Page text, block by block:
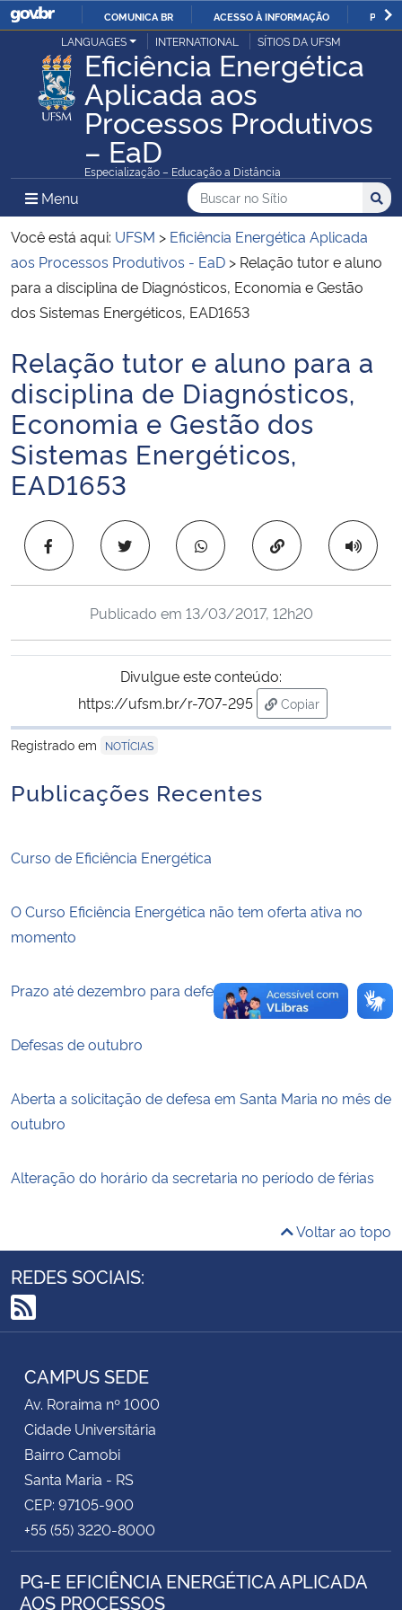
IR
PARA
O
CONTEÚDO
COMUNICA BR ACESSO À INFORMAÇÃO
Ministério da Justiça e Segurança Pública
Ministério da Defesa
Ministério das Relações Exteriores
Ministério da Agricultura, Pecuária e Abastecimento
Ministério da Educação
Ministério da Cidadania
Ministério da Saúde
Ministério da Ciência, Tecnologia, Inovações e Comunicações
Ministério do Meio Ambiente
Ministério do Turismo
Ministério do Desenvolvimento Regional
Controladoria-Geral da União
Ministério da Mulher, da Família e dos Direitos Humanos
Gabinete de Segurança Institucional
Advocacia-Geral da União
Banco Central do Brasil
LANGUAGES INTERNATIONAL SÍTIOS DA UFSM
Eficiência Energética
Aplicada aos
Processos Produtivos
– EaD
Especialização – Educação a Distância
Menu Menu Principal do Sítio
Busca
Buscar no no Sítio
Busca:
Você está aqui: UFSM > Eficiência Energética Aplicada
aos Processos Produtivos - EaD > Relação tutor e aluno
para a disciplina de Diagnósticos, Economia e Gestão
dos Sistemas Energéticos, EAD1653
Início do conteúdo
Relação tutor e aluno para a
disciplina de Diagnósticos,
Economia e Gestão dos
Sistemas Energéticos,
EAD1653
Copiar para área
Publicado em 13/03/2017, 12h20
Divulgue este conteúdo:
https://ufsm.br/r-707-295
Copiar
para área de
Registrado em
NOTÍCIAS
Publicações Recentes
Curso de Eficiência Energética
O Curso Eficiência Energética não tem oferta ativa no
momento
Prazo até dezembro para defesas de outubro
Defesas de outubro
Aberta a solicitação de defesa em Santa Maria no mês de
outubro
Alteração do horário da secretaria no período de férias
Voltar ao topo
REDES SOCIAIS:
RSS
CAMPUS SEDE
Av. Roraima nº 1000
Cidade Universitária
Bairro Camobi
Santa Maria - RS
CEP: 97105-900
+55 (55) 3220-8000
PG-E EFICIÊNCIA ENERGÉTICA APLICADA
AOS PROCESSOS